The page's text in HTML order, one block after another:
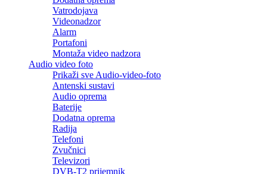
Vatrodojava
Videonadzor
Alarm
Portafoni
Montaža video nadzora
Audio video foto
Prikaži sve Audio-video-foto
Antenski sustavi
Audio oprema
Baterije
Dodatna oprema
Radija
Telefoni
Zvučnici
Televizori
DVB-T2 prijemnik